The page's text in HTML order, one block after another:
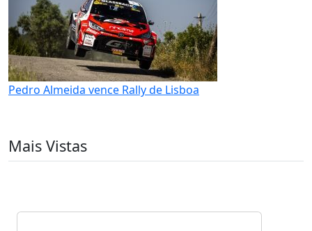
Pedro Almeida vence Rally de Lisboa
Mais Vistas